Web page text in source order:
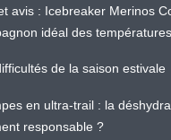
avis : Icebreaker Merinos
idéal des
de la saison estivale
en ultra-trail : la
responsable ?